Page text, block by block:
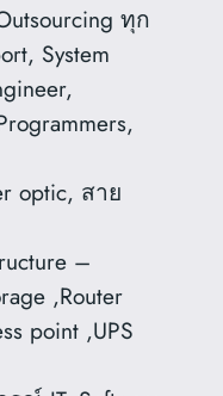
ทุก
System
optic, สาย
–
,Router
point ,UPS